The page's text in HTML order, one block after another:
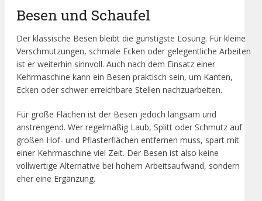
Besen und Schaufel
Der klassische Besen bleibt die günstigste Lösung. Für kleine
Verschmutzungen, schmale Ecken oder gelegentliche Arbeiten
ist er weiterhin sinnvoll. Auch nach dem Einsatz einer
Kehrmaschine kann ein Besen praktisch sein, um Kanten,
Ecken oder schwer erreichbare Stellen nachzuarbeiten.
Für große Flächen ist der Besen jedoch langsam und
anstrengend. Wer regelmäßig Laub, Splitt oder Schmutz auf
großen Hof- und Pflasterflächen entfernen muss, spart mit
einer Kehrmaschine viel Zeit. Der Besen ist also keine
vollwertige Alternative bei hohem Arbeitsaufwand, sondern
eher eine Ergänzung.